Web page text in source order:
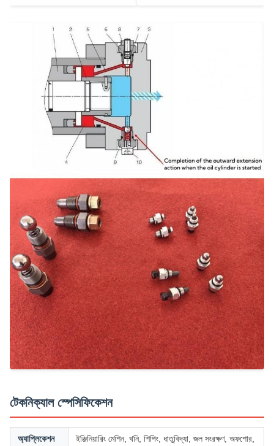
টেকনিক্যাল স্পেসিফিকেশন
অ্যাপ্লিকেশন ইঞ্জিনিয়ারিং মেশিন, খনি, শিপিং, ধাতুবিদ্যা, জল সংরক্ষণ, অফশোর,